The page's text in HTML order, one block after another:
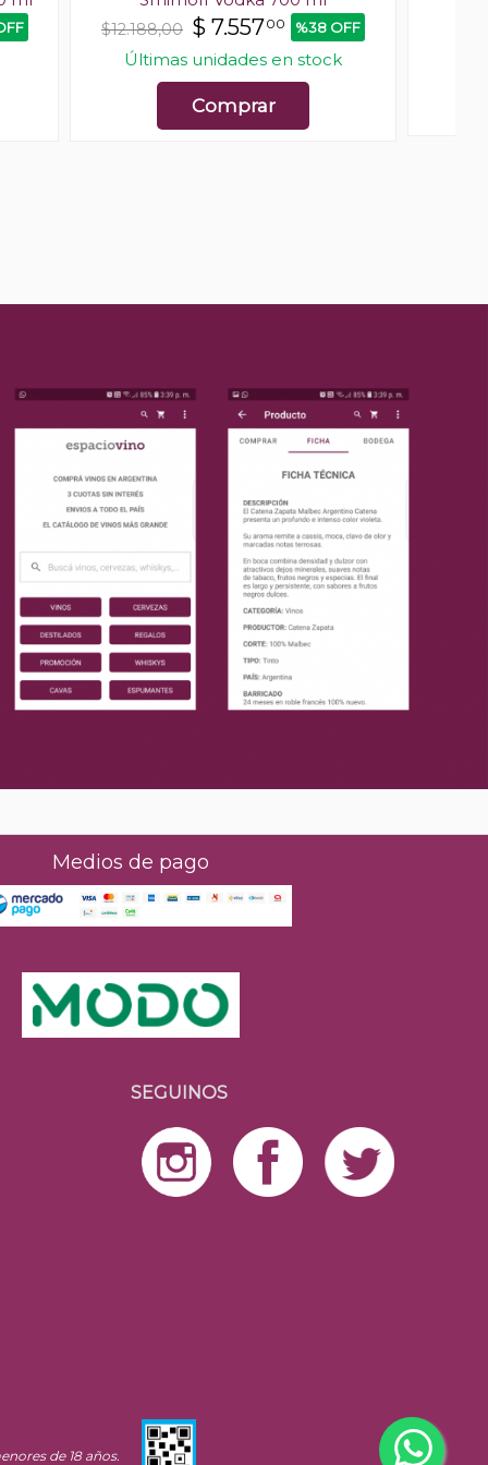
$12.188,00 $ 7.55700 %38 OFF
Últimas unidades en stock
Comprar
Medios de pago
SEGUINOS
de 18 años.